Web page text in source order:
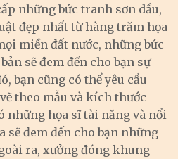
những bức tranh sơn dầu,
đẹp nhất từ hàng trăm họa
miền đất nước, những bức
sẽ đem đến cho bạn sự
bạn cũng có thể yêu cầu
theo mẫu và kích thước
những họa sĩ tài năng và nổi
đem đến cho bạn những
ra, xưởng đóng khung